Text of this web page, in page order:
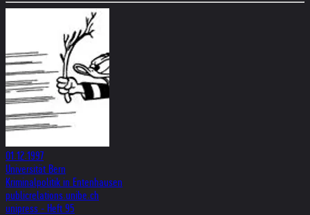
01.12.1997
Universität Bern
Kriminalpolitik in Entenhausen
publicrelations.unibe.ch
unipress - Heft 95